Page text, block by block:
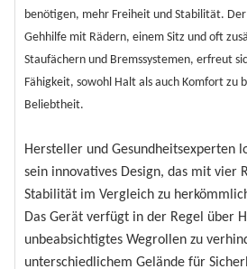
benötigen, mehr Freiheit und Stabilität.
Gehhilfe mit Rädern, einem Sitz und oft
Staufächern und Bremssystemen, erfreut
Fähigkeit, sowohl Halt als auch Komfort zu
Beliebtheit.
Hersteller und Gesundheitsexperten
sein innovatives Design, das mit vier
Stabilität im Vergleich zu
Das Gerät verfügt in der Regel über
unbeabsichtigtes Wegrollen zu
unterschiedlichem Gelände für